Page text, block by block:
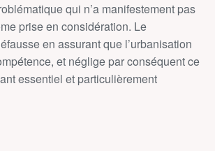
qui n’a manifestement pas
prise en considération. Le
en assurant que l’urbanisation
et néglige par conséquent ce
essentiel et particulièrement